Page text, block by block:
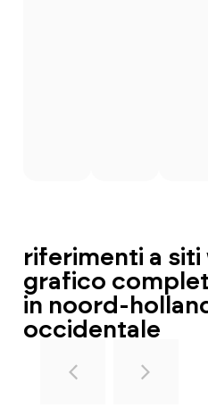
riferimenti a siti
grafico
in noord-
occidentale